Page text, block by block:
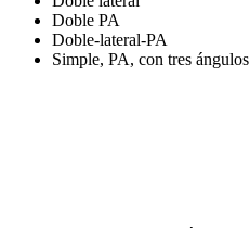
Doble PA
Doble-lateral-PA
Simple, PA, con tres ángulos